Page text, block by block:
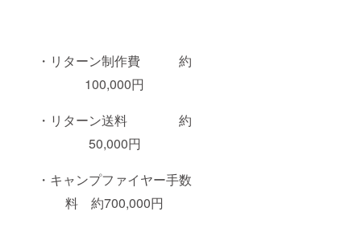
・リターン制作費 約
100,000円
・リターン送料 約
50,000円
・キャンプファイヤー手数
料 約700,000円